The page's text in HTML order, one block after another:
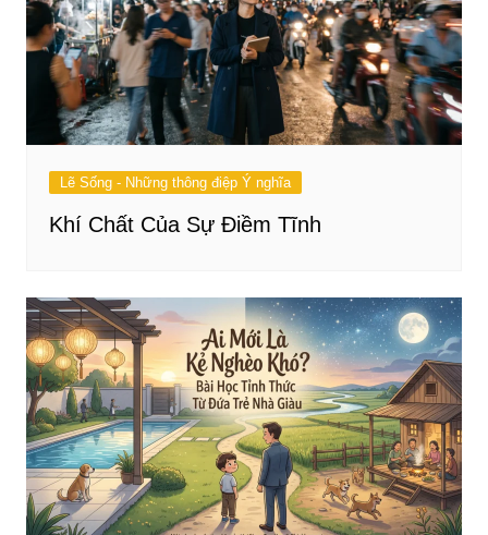
Lẽ Sống - Những thông điệp Ý nghĩa
Khí Chất Của Sự Điềm Tĩnh